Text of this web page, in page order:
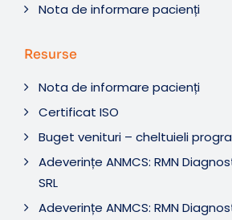
Nota de informare pacienți
Resurse
Nota de informare pacienți
Certificat ISO
Buget venituri – cheltuieli
Adeverințe ANMCS: RMN
SRL
Adeverințe ANMCS: RMN